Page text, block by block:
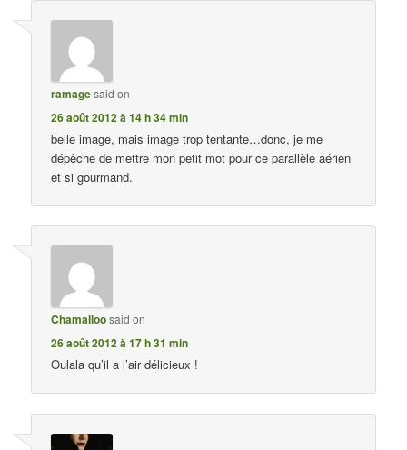
ramagesaid on
26 août 2012 à 14 h 34 min
belle image, mais image trop tentante…donc, je me
dépêche de mettre mon petit mot pour ce parallèle aérien
et si gourmand.
Chamalloosaid on
26 août 2012 à 17 h 31 min
Oulala qu’il a l’air délicieux !